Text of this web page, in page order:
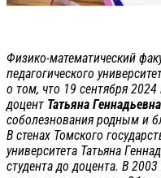
Физико-математический
педагогического
о том, что 19 сентября
доцент Татьяна
соболезнования родным и
В стенах Томского
университета Татьяна
студента до доцента. В